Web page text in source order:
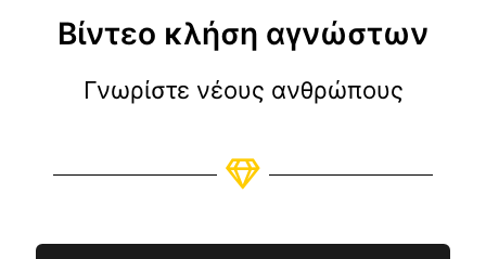
Βίντεο κλήση αγνώστων
Γνωρίστε νέους ανθρώπους